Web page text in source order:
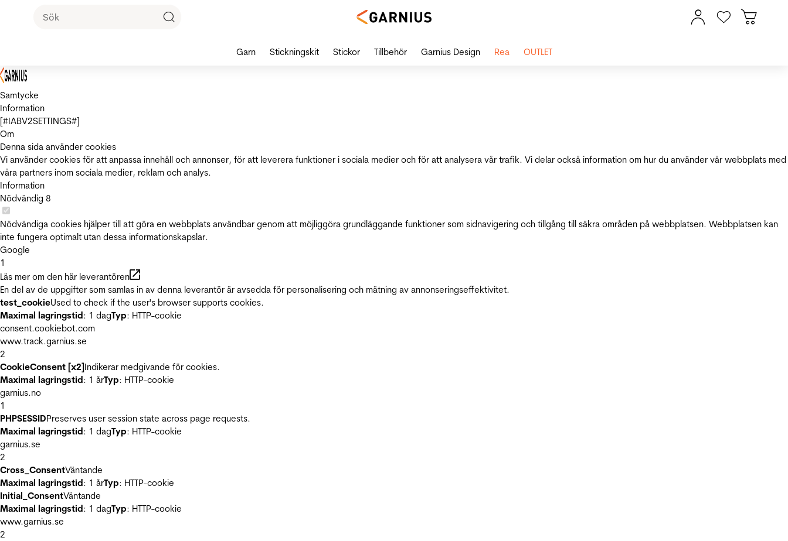
Samtycke
Information
[#IABV2SETTINGS#]
Om
Denna sida använder cookies
Vi använder cookies för att anpassa innehåll och annonser, för att leverera funktioner i sociala medier och för att analysera vår trafik. Vi delar också information om hur du använder vår webbplats med
våra partners inom sociala medier, reklam och analys.
Information
Nödvändig 8
Nödvändiga cookies hjälper till att göra en webbplats användbar genom att möjliggöra grundläggande funktioner som sidnavigering och tillgång till säkra områden på webbplatsen. Webbplatsen kan
inte fungera optimalt utan dessa informationskapslar.
Google
1
Läs mer om den här leverantören
En del av de uppgifter som samlas in av denna leverantör är avsedda för personalisering och mätning av annonseringseffektivitet.
test_cookieUsed to check if the user's browser supports cookies.
Maximal lagringstid: 1 dagTyp: HTTP-cookie
consent.cookiebot.com
www.track.garnius.se
2
CookieConsent [x2]Indikerar medgivande för cookies.
Maximal lagringstid: 1 årTyp: HTTP-cookie
garnius.no
1
PHPSESSIDPreserves user session state across page requests.
Maximal lagringstid: 1 dagTyp: HTTP-cookie
garnius.se
2
Cross_ConsentVäntande
Maximal lagringstid: 1 årTyp: HTTP-cookie
Initial_ConsentVäntande
Maximal lagringstid: 1 dagTyp: HTTP-cookie
www.garnius.se
2
Garn Stickningskit Stickor Tillbehör Garnius Design Rea OUTLET